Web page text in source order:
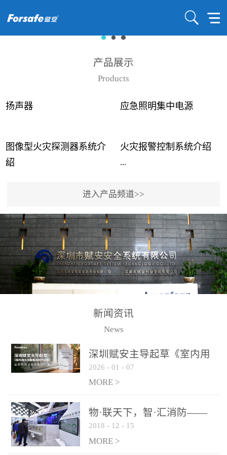
产品展示
Products
扬声器 应急照明集中电源
图像型火灾探测器系统介
绍
...
事故频发，传统的火灾探
测方法已无法满足要求。
尤其是目前众多的大型影
剧院、会议展览中心、体
育馆、大型仓库和隧道空
间等，其建筑结构特殊、
火灾隐患多。一旦发生火
传统的火灾关测器无法被
及时缺发，不能及早发现
和有效扑救火火，这不仅
力和闲难，同时也将造成
巨大的经济损失和社会影
响，基至还会造成人员伤
亡。图像型火灾探测器正
火灾报警控制系统介绍
...
用了具有仲裁机制和冗余
校验的总线传输技术、线
路状态检测与保护技术、
后向光电感烟探测技术、
高可靠的系统抗干扰技术
等多项专利技术和专有技
警领域三十多年技术积累
和工程实践的结晶。
进入产品频道>>
新闻资讯
News
深圳赋安主导起草《室内用
光动能电池技术规程》 正式
布局光伏新能源产业
2026 - 01 - 07
MORE >
物·联天下，智·汇消防——
赋安F&S 2018上海消防展圆
满落幕
2018 - 12 - 15
MORE >